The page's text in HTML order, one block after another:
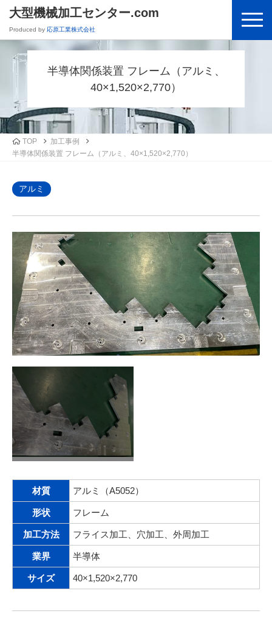
大型機械加工センター.com
Produced by 応原工業株式会社
半導体関係装置 フレーム（アルミ、
40×1,520×2,770）
TOP
加工事例
半導体関係装置 フレーム（アルミ、40×1,520×2,770）
アルミ
材質 アルミ（A5052）
形状 フレーム
加工方法 フライス加工、穴加工、外周加工
業界 半導体
サイズ 40×1,520×2,770